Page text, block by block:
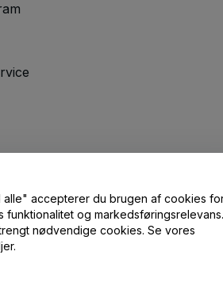
Kontakt os
alle" accepterer du brugen af cookies
og markedsføringsrelevans.
nødvendige cookies. Se vores